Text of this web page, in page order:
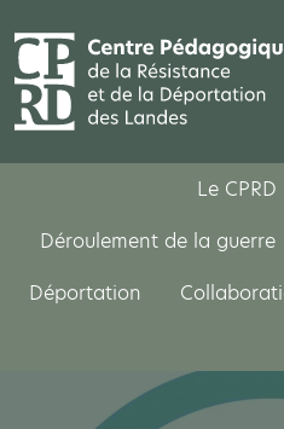
Le CPRD
Déroulement de la guerre
Déportation